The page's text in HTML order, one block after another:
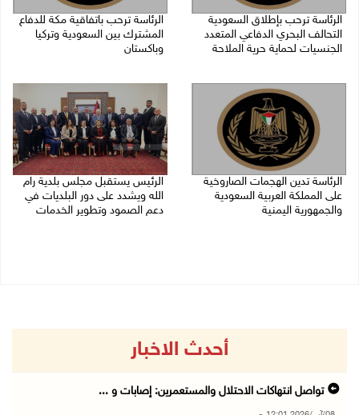
الرئاسة ترحب بإطلاق السعودية
التحالف البحري الدفاعي المتعدد
الجنسيات لحماية حرية الملاحة
الرئاسة ترحب باتفاقية مكة للدفاع
المشترك بين السعودية وتركيا
وباكستان
الرئاسة تدين الهجمات الصاروخية
على المملكة العربية السعودية
والجمهورية اليمنية
الرئيس يستقبل مجلس بلدية رام
الله ويشدد على دور البلديات في
دعم الصمود وتطوير الخدمات
أحدث الاخبار
تواصل انتهاكات الاحتلال والمستعمرين: إصابات و ...